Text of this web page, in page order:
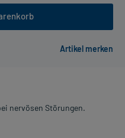
nervösen Störungen.